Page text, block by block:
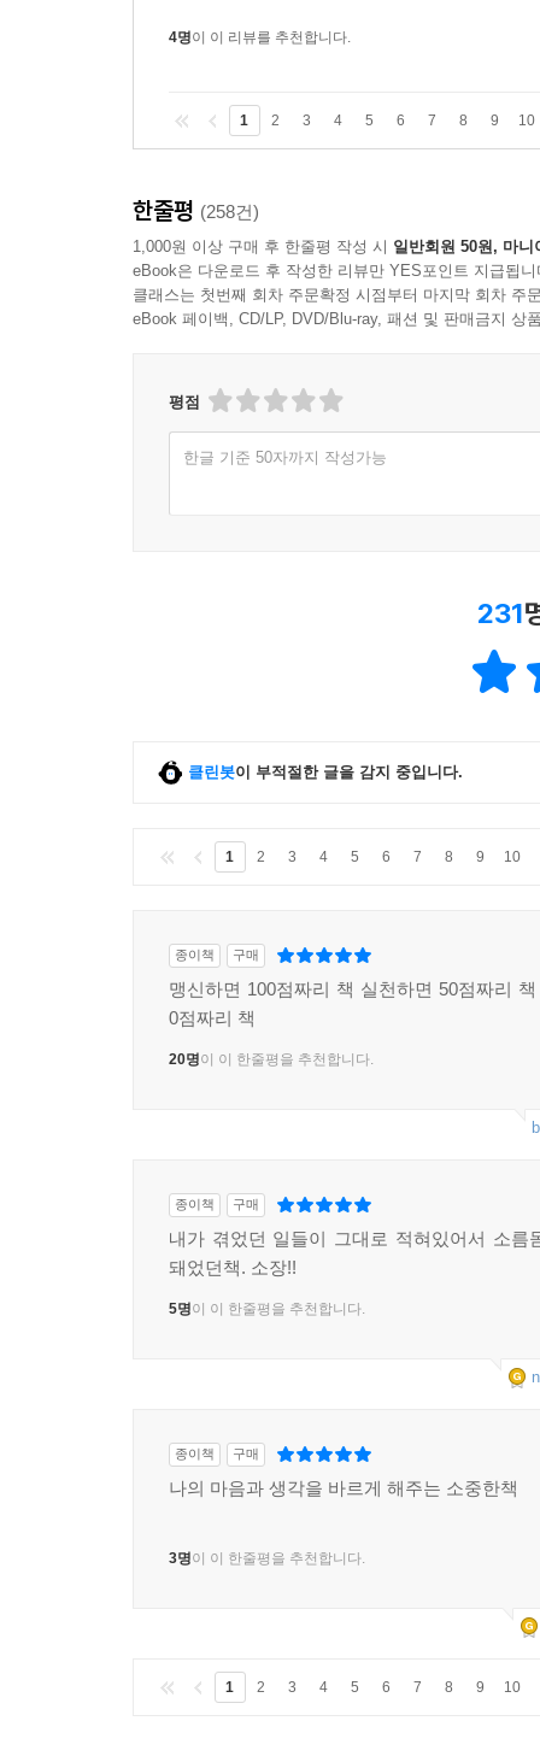
4명이 이 리뷰를 추천합니다.
1 2 3 4 5 6 7 8 9 10
한줄평 (258건)
1,000원 이상 구매 후 한줄평 작성 시 일반회원 50원, 마니
eBook은 다운로드 후 작성한 리뷰만 YES포인트 지급됩니
클래스는 첫번째 회차 주문확정 시점부터 마지막 회차 주
eBook 페이백, CD/LP, DVD/Blu-ray, 패션 및 판매금지 상
평점
한글 기준 50자까지 작성가능
231
클린봇이 부적절한 글을 감지 중입니다.
1 2 3 4 5 6 7 8 9 10
종이책 구매
맹신하면 100점짜리 책 실천하면 50점짜리
0점짜리 책
20명이 이 한줄평을 추천합니다.
종이책 구매
내가 겪었던 일들이 그대로 적혀있어서 소름
돼었던책. 소장!!
5명이 이 한줄평을 추천합니다.
종이책 구매
나의 마음과 생각을 바르게 해주는 소중한책
3명이 이 한줄평을 추천합니다.
1 2 3 4 5 6 7 8 9 10